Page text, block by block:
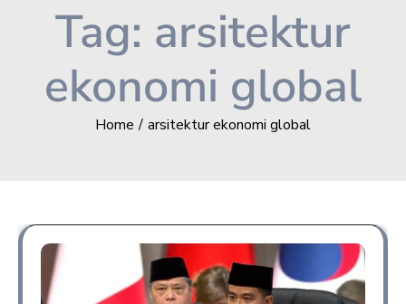
Tag: arsitektur
ekonomi global
Home arsitektur ekonomi global